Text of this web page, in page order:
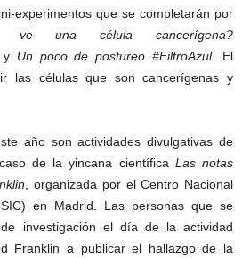
experimentos que se completarán por
ve una célula cancerígena?
Un poco de postureo #FiltroAzul. El
las células que son cancerígenas y
año son actividades divulgativas de
de la yincana científica Las notas
, organizada por el Centro Nacional
en Madrid. Las personas que se
investigación el día de la actividad
Franklin a publicar el hallazgo de la